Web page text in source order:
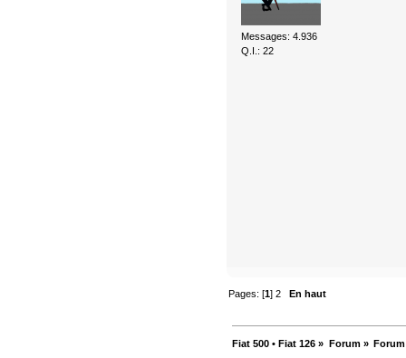
Messages: 4.936
Q.I.: 22
Pages: [1]2 En haut
Fiat 500 • Fiat 126 » Forum»